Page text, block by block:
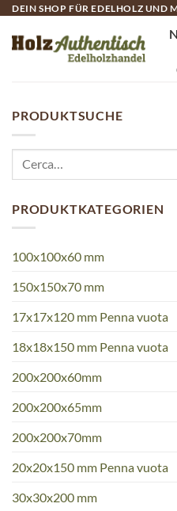
Salta
contenuti
DEIN SHOP FÜR EDELHOLZ UND
PRODUKTSUCHE
Cerca:
PRODUKTKATEGORIEN
100x100x60 mm
150x150x70 mm
17x17x120 mm Penna vuota
18x18x150 mm Penna vuota
200x200x60mm
200x200x65mm
200x200x70mm
20x20x150 mm Penna vuota
30x30x200 mm